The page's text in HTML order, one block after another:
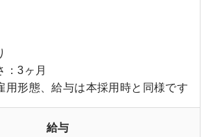
：3ヶ月
用形態、給与は本採用時と同様です
給与